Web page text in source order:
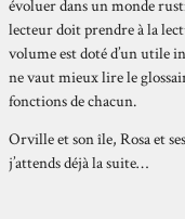
évoluer dans un monde
lecteur doit prendre à la
volume est doté d’un utile
ne vaut mieux lire le
fonctions de chacun.
Orville et son île, Rosa et
j’attends déjà la suite…